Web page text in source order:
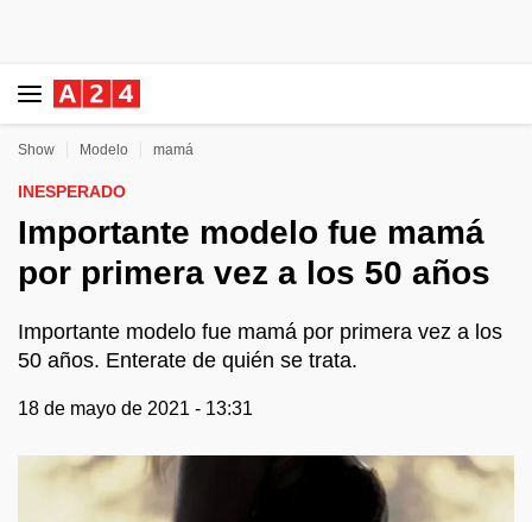
Show Modelo mamá
INESPERADO
Importante modelo fue mamá
por primera vez a los 50 años
Importante modelo fue mamá por primera vez a los
50 años. Enterate de quién se trata.
18 de mayo de 2021 - 13:31